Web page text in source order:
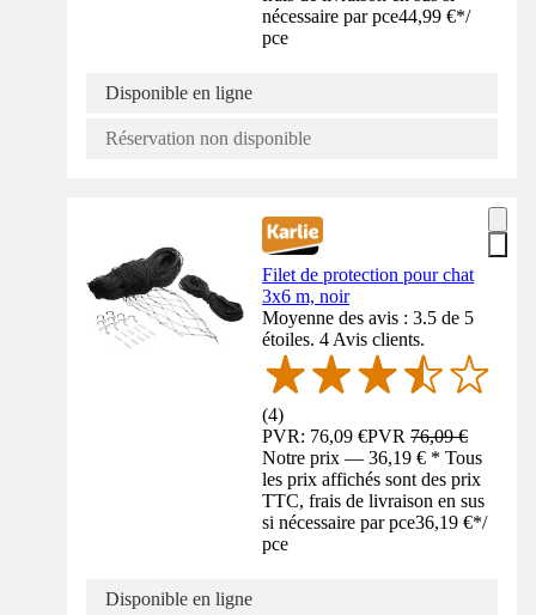
nécessaire par pce44,99 €*/
pce
Disponible en ligne
Réservation non disponible
Filet de protection pour chat
3x6 m, noir
Moyenne des avis : 3.5 de 5
étoiles. 4 Avis clients.
(4)
PVR: 76,09 €PVR76,09 €
Notre prix — 36,19 € * Tous
les prix affichés sont des prix
TTC, frais de livraison en sus
si nécessaire par pce36,19 €*/
pce
Disponible en ligne